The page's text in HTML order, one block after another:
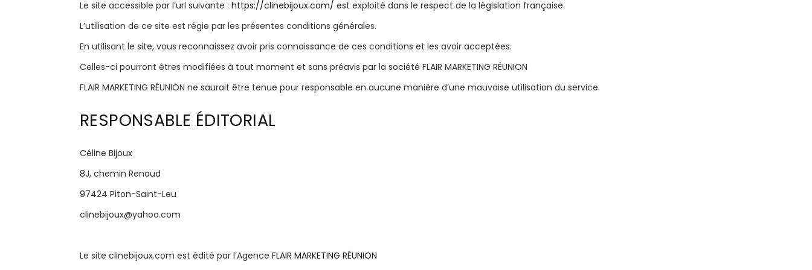
Le site accessible par l’url suivante : https://clinebijoux.com/ est exploité dans le respect de la législation française.
L’utilisation de ce site est régie par les présentes conditions générales.
En utilisant le site, vous reconnaissez avoir pris connaissance de ces conditions et les avoir acceptées.
Celles-ci pourront êtres modifiées à tout moment et sans préavis par la société FLAIR MARKETING RÉUNION
FLAIR MARKETING RÉUNION ne saurait être tenue pour responsable en aucune manière d’une mauvaise utilisation du service.
RESPONSABLE ÉDITORIAL
Céline Bijoux
8J, chemin Renaud
97424 Piton-Saint-Leu
clinebijoux@yahoo.com
Le site clinebijoux.com est édité par l’Agence FLAIR MARKETING RÉUNION